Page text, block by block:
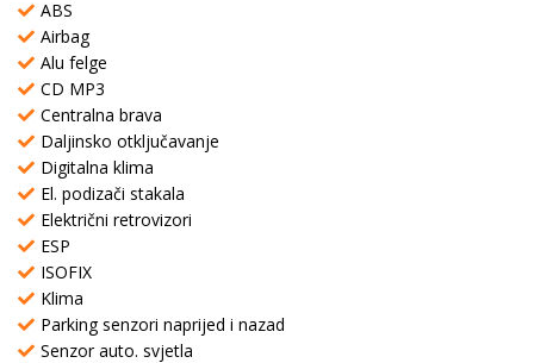
ABS
Airbag
Alu felge
CD MP3
Centralna brava
Daljinsko otključavanje
Digitalna klima
El. podizači stakala
Električni retrovizori
ESP
ISOFIX
Klima
Parking senzori naprijed i nazad
Senzor auto. svjetla